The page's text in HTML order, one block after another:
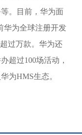
。目前，华为面
华为全球注册开发
过万款。华为还
超过100场活动，
为HMS生态。